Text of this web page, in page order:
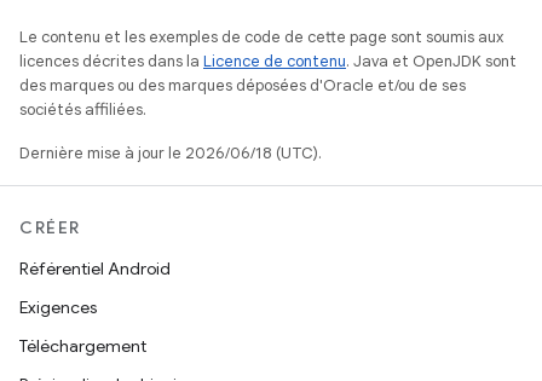
Le contenu et les exemples de code de cette page sont soumis aux
licences décrites dans la Licence de contenu. Java et OpenJDK sont
des marques ou des marques déposées d'Oracle et/ou de ses
sociétés affiliées.
Dernière mise à jour le 2026/06/18 (UTC).
CRÉER
Référentiel Android
Exigences
Téléchargement